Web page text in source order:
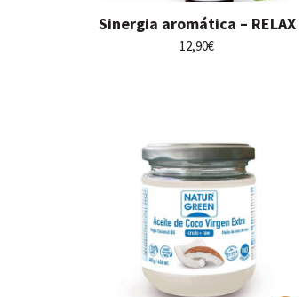
Sinergia aromática – RELAX
12,90€